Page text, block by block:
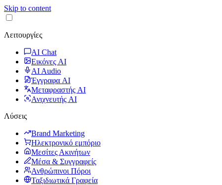
Skip to content
Λειτουργίες
AI Chat
Εικόνες AI
AI Audio
Έγγραφα AI
Μεταφραστής AI
Ανιχνευτής AI
Λύσεις
Brand Marketing
Ηλεκτρονικό εμπόριο
Μεσίτες Ακινήτων
Μέσα & Συγγραφείς
Ανθρώπινοι Πόροι
Ταξιδιωτικά Γραφεία